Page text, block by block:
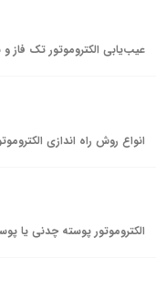
عیب‌یابی الکتروموتور تک فاز و
انواع روش راه اندازی